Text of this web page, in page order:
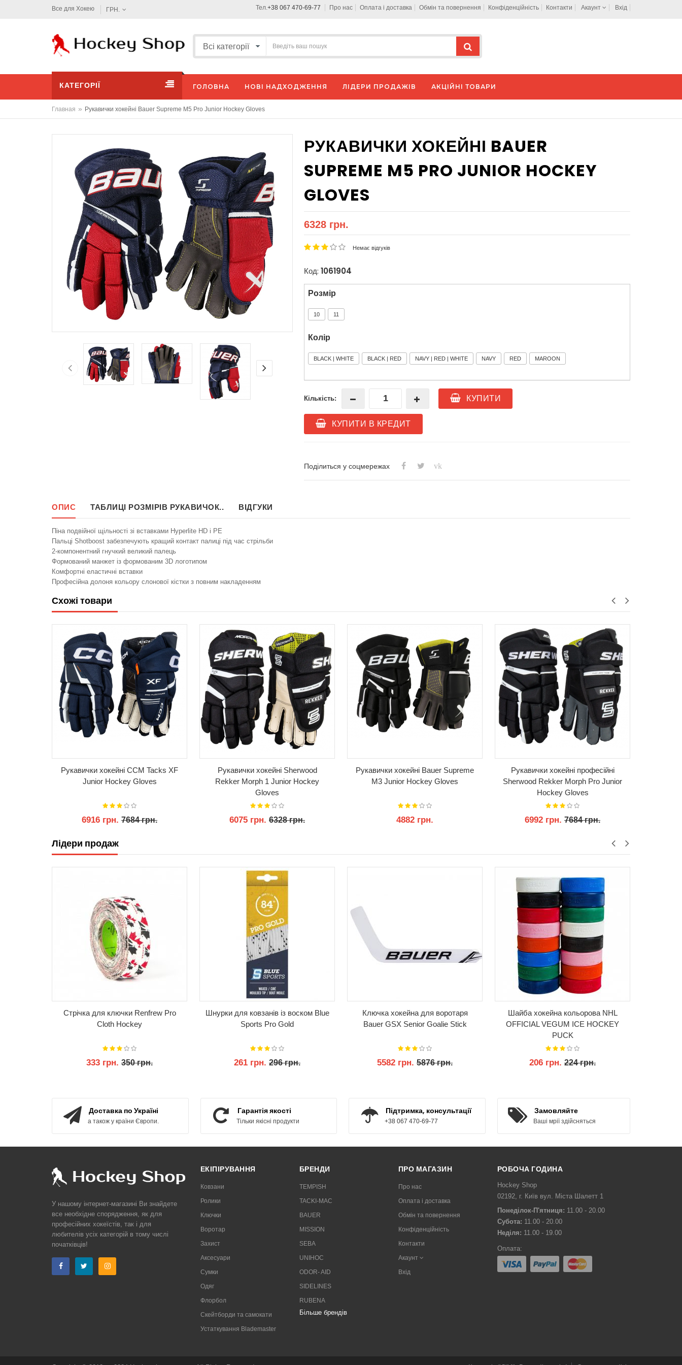
Все для Хокею ГРН. Тел.+38 067 470-69-77 Про нас Оплата і доставка Обмін та повернення Конфіденційність Контакти Акаунт Вхід
КАТЕГОРІЇ ГОЛОВНА НОВІ НАДХОДЖЕННЯ ЛІДЕРИ ПРОДАЖІВ АКЦІЙНІ ТОВАРИ
Главная » Рукавички хокейні Bauer Supreme M5 Pro Junior Hockey Gloves
РУКАВИЧКИ ХОКЕЙНІ BAUER
SUPREME M5 PRO JUNIOR HOCKEY
GLOVES
6328 грн.
Немає відгуків
Код: 1061904
Розмір
10 11
Колір
BLACK | WHITE BLACK | RED NAVY | RED | WHITE NAVY RED MAROON
Кількість: КУПИТИ
КУПИТИ В КРЕДИТ
Поділиться у соцмережах vk
ОПИС ТАБЛИЦІ РОЗМІРІВ РУКАВИЧОК.. ВІДГУКИ
Піна подвійної щільності зі вставками Hyperlite HD і PE
Пальці Shotboost забезпечують кращий контакт палиці під час стрільби
2-компонентний гнучкий великий палець
Формований манжет із формованим 3D логотипом
Комфортні еластичні вставки
Професійна долоня кольору слонової кістки з повним накладенням
Схожі товари
Рукавички хокейні CCM Tacks XF
Junior Hockey Gloves
6916 грн. 7684 грн.
Рукавички хокейні Sherwood
Rekker Morph 1 Junior Hockey
Gloves
6075 грн. 6328 грн.
Рукавички хокейні Bauer Supreme
M3 Junior Hockey Gloves
4882 грн.
Рукавички хокейні професійні
Sherwood Rekker Morph Pro Junior
Hockey Gloves
6992 грн. 7684 грн.
Лідери продаж
Стрічка для ключки Renfrew Pro
Cloth Hockey
333 грн. 350 грн.
Шнурки для ковзанів із воском Blue
Sports Pro Gold
261 грн. 296 грн.
Ключка хокейна для воротаря
Bauer GSX Senior Goalie Stick
5582 грн. 5876 грн.
Шайба хокейна кольорова NHL
OFFICIAL VEGUM ICE HOCKEY
PUCK
206 грн. 224 грн.
Доставка по Україні
а також у країни Європи.
Гарантія якості
Тільки якісні продукти
Підтримка, консультації
+38 067 470-69-77
Замовляйте
Ваші мрії здійсняться
У нашому інтернет-магазині Ви знайдете
все необхідне спорядження, як для
професійних хокеїстів, так і для
любителів усіх категорій в тому числі
початківців!
ЕКІПІРУВАННЯ
Ковзани
Ролики
Ключки
Воротар
Захист
Аксесуари
Сумки
Одяг
Флорбол
Скейтборди та самокати
Устаткування Blademaster
БРЕНДИ
TEMPISH
TACKI-MAC
BAUER
MISSION
SEBA
UNIHOC
ODOR- AID
SIDELINES
RUBENA
Більше брендів
ПРО МАГАЗИН
Про нас
Оплата і доставка
Обмін та повернення
Конфіденційність
Контакти
Акаунт
Вхід
РОБОЧА ГОДИНА
Hockey Shop
02192, г. Київ вул. Міста Шалетт 1
Понеділок-П'ятниця: 11.00 - 20.00
Субота: 11.00 - 20.00
Неділя: 11.00 - 19.00
Оплата: